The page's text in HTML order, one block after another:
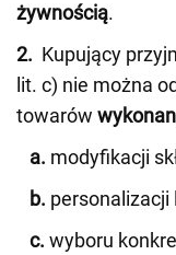
żywnością.
2. Kupujący
lit. c) nie można
towarów
a. modyfikacji
b. personalizacji
c. wyboru